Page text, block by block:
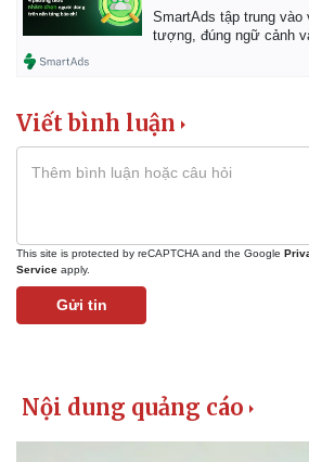
SmartAds tập trung vào
tượng, đúng ngữ cảnh
Viết bình luận
This site is protected by reCAPTCHA and the Google
Service apply.
Gửi tin